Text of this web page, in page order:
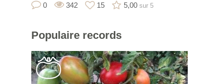
0 342 15 5,00 sur 5
Populairerecords